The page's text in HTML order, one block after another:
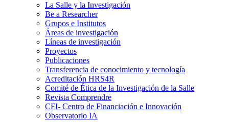
La Salle y la Investigación
Be a Researcher
Grupos e Institutos
Áreas de investigación
Líneas de investigación
Proyectos
Publicaciones
Transferencia de conocimiento y tecnología
Acreditación HRS4R
Comité de Ética de la Investigación de la Salle
Revista Comprendre
CFI- Centro de Financiación e Innovación
Observatorio IA